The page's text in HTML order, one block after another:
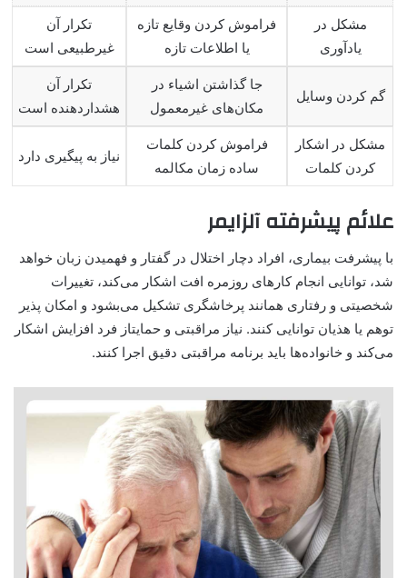
مشکل در
یادآوری
فراموش کردن وقایع تازه
یا اطلاعات تازه
تکرار آن
غیرطبیعی است
گم کردن وسایل
جا گذاشتن اشیاء در
مکان‌های غیرمعمول
تکرار آن
هشداردهنده است
مشکل در اشکار
کردن کلمات
فراموش کردن کلمات
ساده زمان مکالمه
نیاز به پیگیری دارد
علائمپیشرفته آلزایمر
با پیشرفت بیماری، افراد دچار اختلال در گفتار و فهمیدن زبان خواهد
شد، توانایی انجام کارهای روزمره افت اشکار می‌کند، تغییرات
شخصیتی و رفتاری همانند پرخاشگری تشکیل می‌بشود و امکان پذیر
توهم یا هذیان توانایی کنند. نیاز مراقبتی و حمایتاز فرد افزایش اشکار
می‌کند و خانواده‌ها باید برنامه مراقبتی دقیق اجرا کنند.